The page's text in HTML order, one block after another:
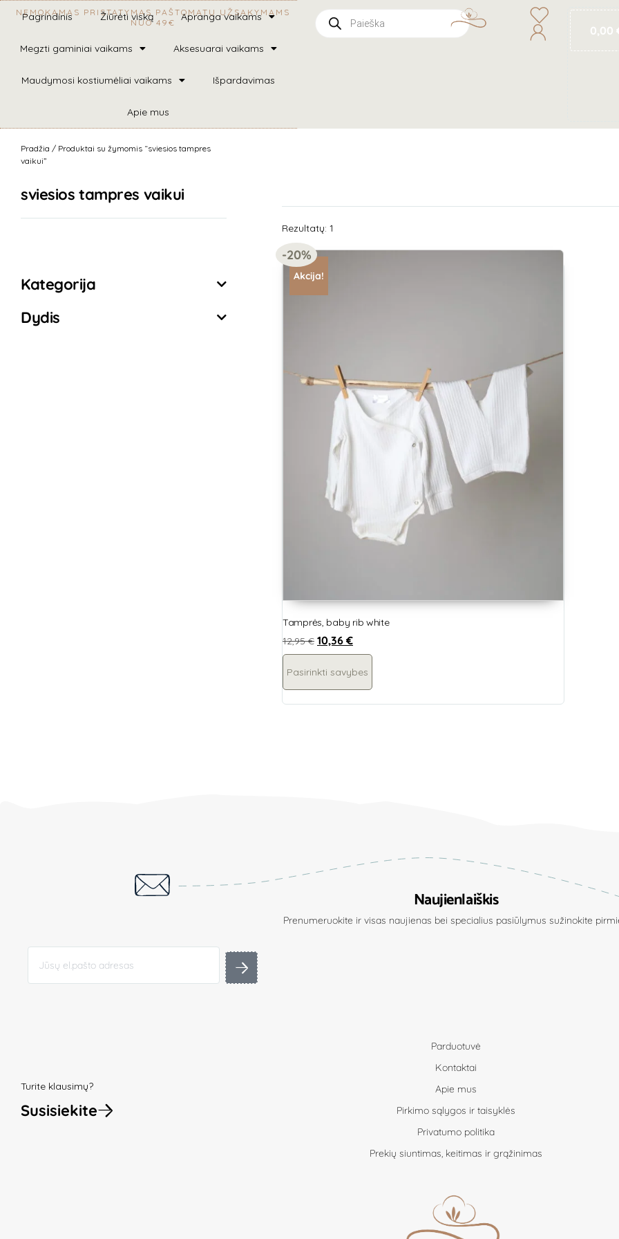
NEMOKAMAS PRISTATYMAS PAŠTOMATU UŽSAKYMAMS
NUO 49€
0,00
Pagrindinis Žiūrėti viską Apranga vaikams
Megzti gaminiai vaikams Aksesuarai vaikams
Maudymosi kostiumėliai vaikams Išpardavimas
Apie mus
Pradžia / Produktai su žymomis “sviesios tampres
vaikui”
sviesios tampres vaikui
Kategorija
Dydis
Rezultatų: 1
Akcija!
-20%
Tamprės, baby rib white
12,95€ 10,36 €
Pasirinkti savybes
Naujienlaiškis
Prenumeruokite ir visas naujienas bei specialius pasiūlymus sužinokite
Turite klausimų?
Susisiekite
Parduotuvė
Kontaktai
Apie mus
Pirkimo sąlygos ir taisyklės
Privatumo politika
Prekių siuntimas, keitimas ir grąžinimas